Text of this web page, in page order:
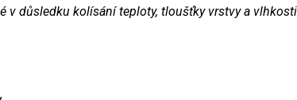
důsledku kolísání teploty, tloušťky vrstvy a